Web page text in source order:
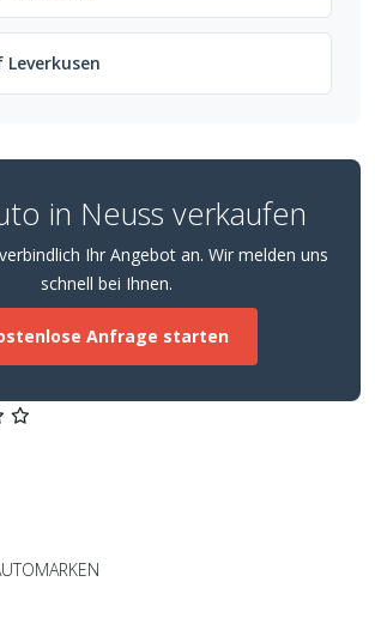
in Neuss verkaufen
Ihr Angebot an. Wir melden uns
schnell bei Ihnen.
Anfrage starten